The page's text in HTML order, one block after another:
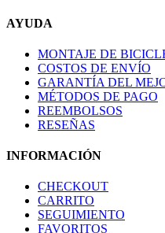
AYUDA
MONTAJE DE
COSTOS DE ENVÍO
GARANTÍA DEL
MÉTODOS DE PAGO
REEMBOLSOS
RESEÑAS
INFORMACIÓN
CHECKOUT
CARRITO
SEGUIMIENTO
FAVORITOS